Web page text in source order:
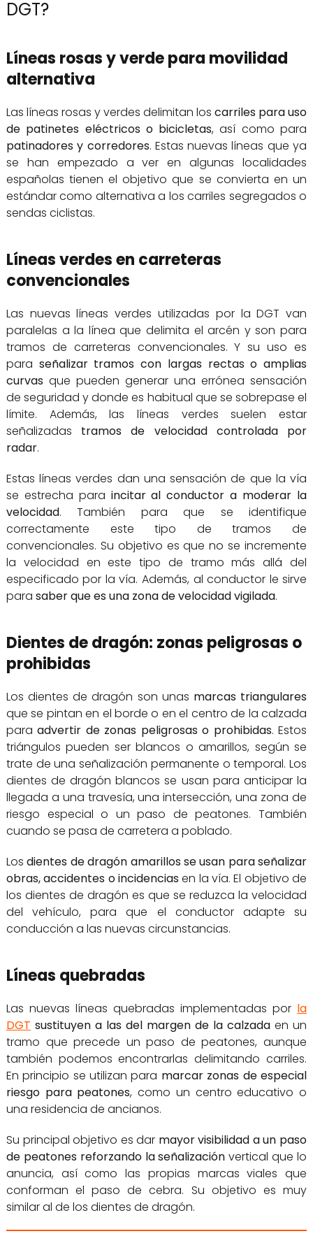
DGT?
Líneas rosas y verde para movilidad
alternativa
Las líneas rosas y verdes delimitan loscarriles para uso
de patinetes eléctricos o bicicletas, así como para
patinadores y corredores. Estas nuevas líneas que ya
se han empezado a ver en algunas localidades
españolas tienen el objetivo que se convierta en un
estándar como alternativa a los carriles segregados o
sendas ciclistas.
Líneas verdes en carreteras
convencionales
Las nuevas líneas verdes utilizadas por la DGT van
paralelas a la línea que delimita el arcén y son para
tramos de carreteras convencionales. Y su uso es
para señalizar tramos con largas rectas o amplias
curvasque pueden generar una errónea sensación
de seguridad y donde es habitual que se sobrepase el
límite. Además, las líneas verdes suelen estar
señalizadas tramos de velocidad controlada por
radar.
Estas líneas verdes dan una sensación de que la vía
se estrecha para incitar al conductor a moderar la
velocidad. También para que se identifique
correctamente este tipo de tramos de
convencionales. Su objetivo es que no se incremente
la velocidad en este tipo de tramo más allá del
especificado por la vía. Además, al conductor le sirve
para saber que es una zona de velocidad vigilada.
Dientes de dragón: zonas peligrosas o
prohibidas
Los dientes de dragón son unas marcas triangulares
que se pintan en el borde o en el centro de la calzada
paraadvertir de zonas peligrosas o prohibidas. Estos
triángulos pueden ser blancos o amarillos, según se
trate de una señalización permanente o temporal. Los
dientes de dragón blancos se usan para anticipar la
llegada a una travesía, una intersección, una zona de
riesgo especial o un paso de peatones. También
cuando se pasa de carretera a poblado.
Losdientes de dragón amarillos se usan para señalizar
obras, accidentes o incidenciasen la vía. El objetivo de
los dientes de dragón es que se reduzca la velocidad
del vehículo, para que el conductor adapte su
conducción a las nuevas circunstancias.
Líneas quebradas
Las nuevas líneas quebradas implementadas por la
DGT sustituyen a las del margen de la calzada en un
tramo que precede un paso de peatones, aunque
también podemos encontrarlas delimitando carriles.
En principio se utilizan para marcar zonas de especial
riesgo para peatones, como un centro educativo o
una residencia de ancianos.
Su principal objetivo es dar mayor visibilidad a un paso
de peatones reforzando la señalización vertical que lo
anuncia, así como las propias marcas viales que
conforman el paso de cebra. Su objetivo es muy
similar al de los dientes de dragón.